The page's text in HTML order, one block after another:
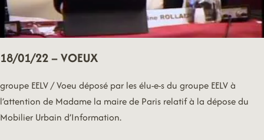
18/01/22 – VOEUX
groupe EELV / Voeu déposé par les élu-e-s du groupe EELV à
l’attention de Madame la maire de Paris relatif à la dépose du
Mobilier Urbain d’Information.